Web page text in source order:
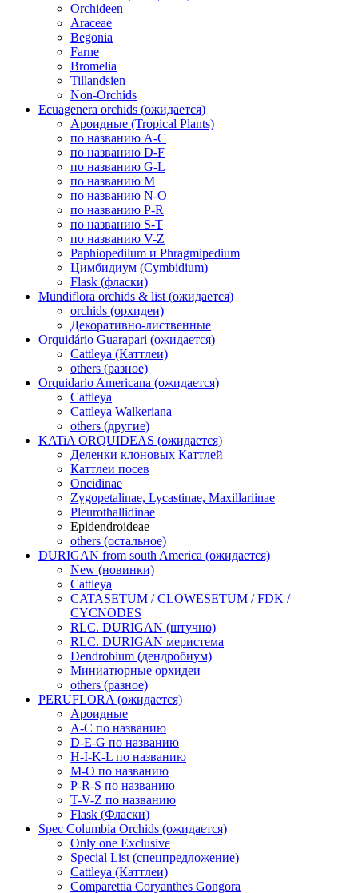
Orchideen
Araceae
Begonia
Farne
Bromelia
Tillandsien
Non-Orchids
Ecuagenera orchids (ожидается)
Ароидные (Tropical Plants)
по названию A-C
по названию D-F
по названию G-L
по названию M
по названию N-O
по названию P-R
по названию S-T
по названию V-Z
Paphiopedilum и Phragmipedium
Цимбидиум (Cymbidium)
Flask (фласки)
Mundiflora orchids & list (ожидается)
orchids (орхидеи)
Декоративно-лиственные
Orquidário Guarapari (ожидается)
Cattleya (Каттлеи)
others (разное)
Orquidario Americana (ожидается)
Cattleya
Cattleya Walkeriana
others (другие)
KATiA ORQUIDEAS (ожидается)
Деленки клоновых Каттлей
Каттлеи посев
Oncidinae
Zygopetalinae, Lycastinae, Maxillariinae
Pleurothallidinae
Epidendroideae
others (остальное)
DURIGAN from south America (ожидается)
New (новинки)
Cattleya
CATASETUM / CLOWESETUM / FDK /
CYCNODES
RLC. DURIGAN (штучно)
RLC. DURIGAN меристема
Dendrobium (дендробиум)
Миниатюрные орхидеи
others (разное)
PERUFLORA (ожидается)
Ароидные
A-C по названию
D-E-G по названию
H-I-K-L по названию
M-O по названию
P-R-S по названию
T-V-Z по названию
Flask (Фласки)
Spec Columbia Orchids (ожидается)
Only one Exclusive
Special List (спецпредложение)
Cattleya (Каттлеи)
Comparettia Coryanthes Gongora